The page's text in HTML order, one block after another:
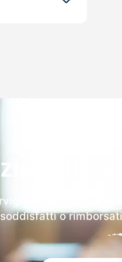
100%
Del Friuli
o